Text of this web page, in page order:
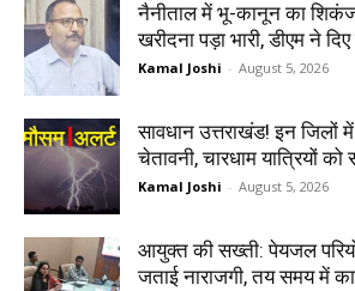
नैनीताल में भू-कानून का
खरीदना पड़ा भारी, डीएम ने
Kamal Joshi - August 5, 2026
सावधान उत्तराखंड! इन जिलों में
चेतावनी, चारधाम यात्रियों को
Kamal Joshi - August 5, 2026
आयुक्त की सख्ती: पेयजल
जताई नाराजगी, तय समय में